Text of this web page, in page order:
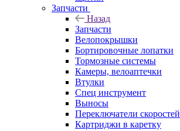
Запчасти
Назад
Запчасти
Велопокрышки
Бортировочные лопатки
Тормозные системы
Камеры, велоаптечки
Втулки
Спец инструмент
Выносы
Переключатели скоростей
Картриджи в каретку